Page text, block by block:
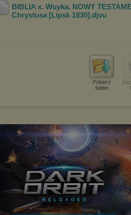
BIBLIA x. Wuyka. NOWY
Chrystusa [Lipsk 1830] .djvu
Pobierz
folder